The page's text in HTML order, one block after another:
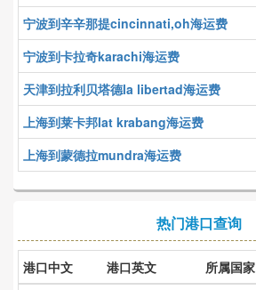
宁波到辛辛那提cincinnati,oh海运费
宁波到卡拉奇karachi海运费
天津到拉利贝塔德la libertad海运费
上海到莱卡邦lat krabang海运费
上海到蒙德拉mundra海运费
热门港口查询
港口中文 港口英文 所属国家